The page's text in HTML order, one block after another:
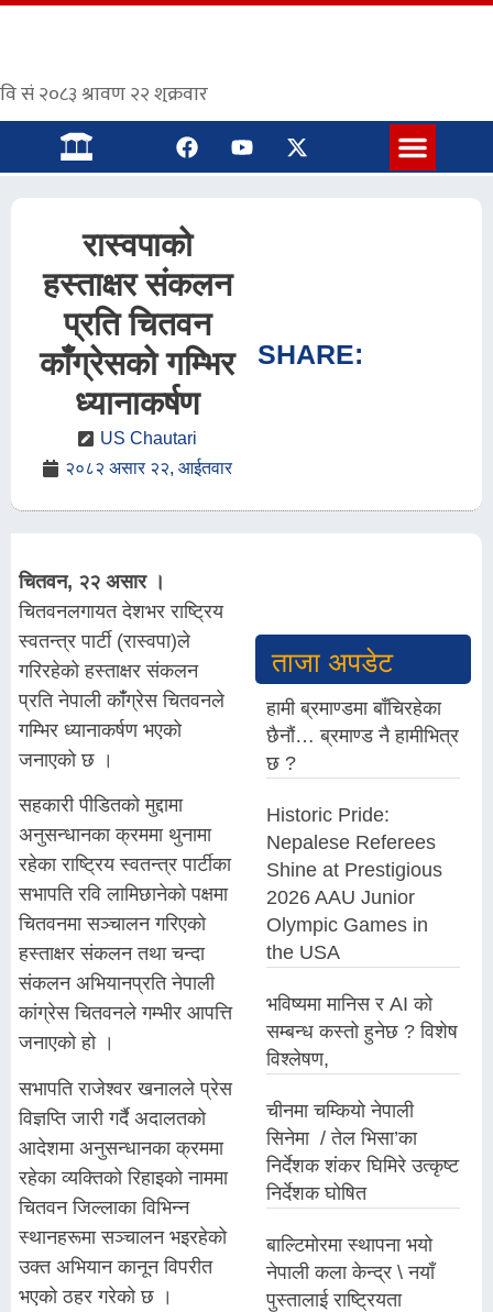
रास्वपाको
हस्ताक्षर संकलन
प्रति चितवन
कांँग्रेसको गम्भिर
ध्यानाकर्षण
US Chautari
२०८२ असार २२, आईतवार
SHARE:
चितवन, २२ असार ।
चितवनलगायत देशभर राष्ट्रिय
स्वतन्त्र पार्टी (रास्वपा)ले
गरिरहेको हस्ताक्षर संकलन
प्रति नेपाली कांँग्रेस चितवनले
गम्भिर ध्यानाकर्षण भएको
जनाएको छ ।
सहकारी पीडितको मुद्दामा
अनुसन्धानका क्रममा थुनामा
रहेका राष्ट्रिय स्वतन्त्र पार्टीका
सभापति रवि लामिछानेको पक्षमा
चितवनमा सञ्चालन गरिएको
हस्ताक्षर संकलन तथा चन्दा
संकलन अभियानप्रति नेपाली
कांग्रेस चितवनले गम्भीर आपत्ति
जनाएको हो ।
सभापति राजेश्वर खनालले प्रेस
विज्ञप्ति जारी गर्दै अदालतको
आदेशमा अनुसन्धानका क्रममा
रहेका व्यक्तिको रिहाइको नाममा
चितवन जिल्लाका विभिन्न
स्थानहरूमा सञ्चालन भइरहेको
उक्त अभियान कानून विपरीत
भएको ठहर गरेको छ ।
ताजा अपडेट
हामी ब्रमाण्डमा बाँचिरहेका
छैनौं… ब्रमाण्ड नै हामीभित्र
छ ?
Historic Pride:
Nepalese Referees
Shine at Prestigious
2026 AAU Junior
Olympic Games in
the USA
भविष्यमा मानिस र AI को
सम्बन्ध कस्तो हुनेछ ? विशेष
विश्लेषण,
चीनमा चम्कियो नेपाली
सिनेमा / तेल भिसा’का
निर्देशक शंकर घिमिरे उत्कृष्ट
निर्देशक घोषित
बाल्टिमोरमा स्थापना भयो
नेपाली कला केन्द्र \ नयाँ
पुस्तालाई राष्ट्रियता